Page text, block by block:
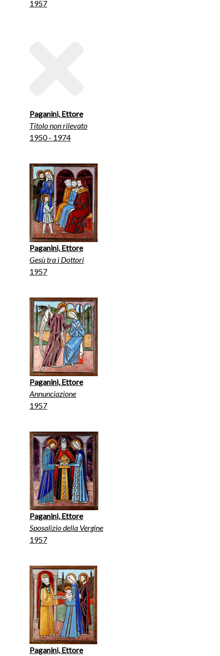
1957
Paganini, Ettore
Titolo non rilevato
1950 - 1974
Paganini, Ettore
Gesù tra i Dottori
1957
Paganini, Ettore
Annunciazione
1957
Paganini, Ettore
Sposalizio della Vergine
1957
Paganini, Ettore